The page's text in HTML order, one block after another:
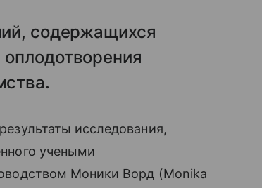
содержащихся
исследования,
учеными
Моники Ворд (Monika